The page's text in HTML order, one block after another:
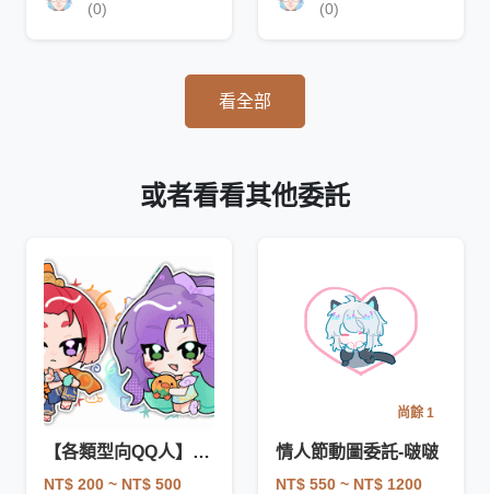
(0) (0)
看全部
或者看看其他委託
【各類型向QQ人】歡迎私訊討論!!
NT$ 200 ~ NT$ 500
尚餘 1
情人節動圖委託-啵啵
NT$ 550 ~ NT$ 1200